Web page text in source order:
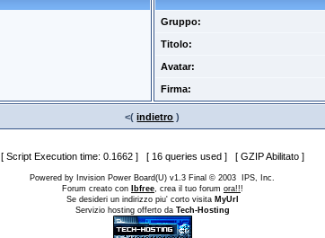
Gruppo:
Titolo:
Avatar:
Firma:
<(indietro )
[ Script Execution time: 0.1662 ] [ 16 queries used ] [ GZIP Abilitato ]
Powered by Invision Power Board(U) v1.3 Final © 2003 IPS, Inc.
Forum creato con
Ibfree, crea il tuo forum ora!!!
Se desideri un indirizzo piu' corto visita MyUrl
Servizio hosting offerto da Tech-Hosting